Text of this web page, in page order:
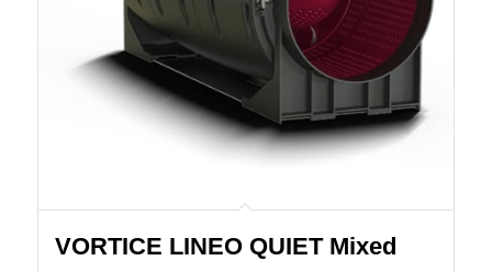
VORTICE LINEO QUIET Mixed